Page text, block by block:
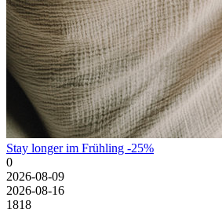
Stay longer im Frühling -25%
0
2026-08-09
2026-08-16
1818